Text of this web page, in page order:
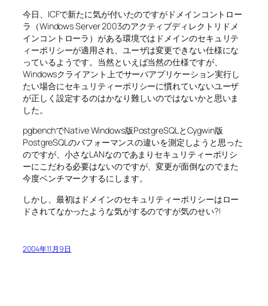
今日、ICFで新たに気が付いたのですがドメインコントロー
ラ（Windows Server 2003のアクティブディレクトリドメ
インコントローラ）がある環境ではドメインのセキュリテ
ィーポリシーが適用され、ユーザは変更できない仕様にな
っているようです。当然といえば当然の仕様ですが、
Windowsクライアント上でサーバアプリケーション実行し
たい場合にセキュリティーポリシーに慣れていないユーザ
が正しく設定するのはかなり難しいのではないかと思いま
した。
pgbenchでNative Windows版PostgreSQLとCygwin版
PostgreSQLのパフォーマンスの違いを測定しようと思った
のですが、小さなLANなのであまりセキュリティーポリシ
ーにこだわる必要はないのですが、変更が面倒なのでまた
今度ベンチマークするにします。
しかし、最初はドメインのセキュリティーポリシーはロー
ドされてなかったような気がするのですが気のせい?!
2004年11月9日